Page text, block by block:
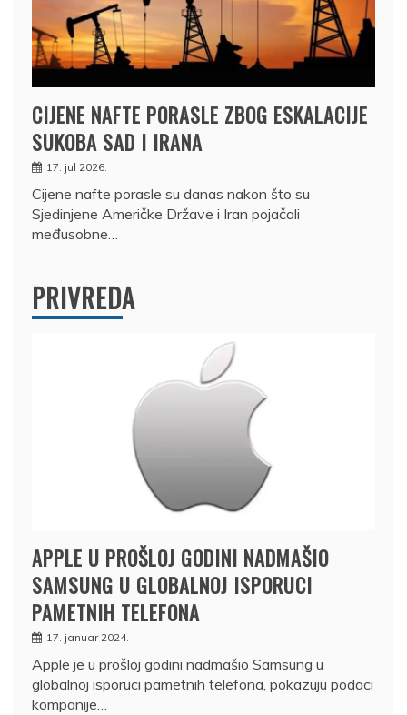
CIJENE NAFTE PORASLE ZBOG ESKALACIJE
SUKOBA SAD I IRANA
17. jul 2026.
Cijene nafte porasle su danas nakon što su
Sjedinjene Američke Države i Iran pojačali
međusobne…
PRIVREDA
APPLE U PROŠLOJ GODINI NADMAŠIO
SAMSUNG U GLOBALNOJ ISPORUCI
PAMETNIH TELEFONA
17. januar 2024.
Apple je u prošloj godini nadmašio Samsung u
globalnoj isporuci pametnih telefona, pokazuju podaci
kompanije…